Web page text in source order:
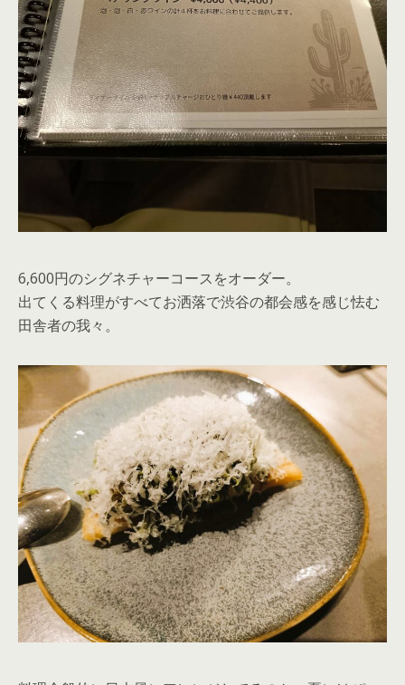
6,600円のシグネチャーコースをオーダー。
出てくる料理がすべてお洒落で渋谷の都会感を感じ怯む
田舎者の我々。